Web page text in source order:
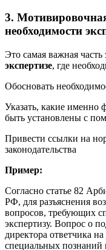
3.
необходимости
Это самая важная часть
экспертизе, где
Обосновать
Указать, какие именно
быть установлены с
Привести ссылки на
законодательства
Пример:
Согласно статье 82
РФ, для разъяснения
вопросов, требующих
экспертизу. Вопрос о
директора ответчика
специальных познаний